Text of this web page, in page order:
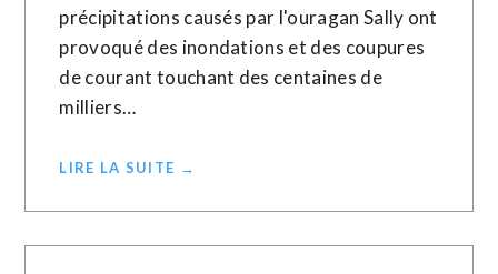
précipitations causés par l'ouragan Sally ont
provoqué des inondations et des coupures
de courant touchant des centaines de
milliers…
LIRE LA SUITE →